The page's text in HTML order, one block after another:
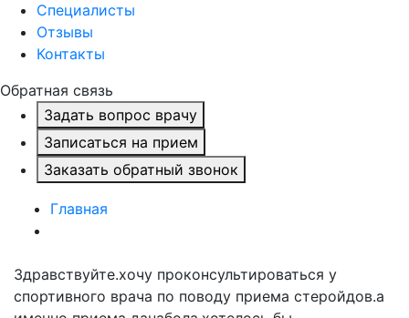
Специалисты
Отзывы
Контакты
Обратная связь
Задать вопрос врачу
Записаться на прием
Заказать обратный звонок
Главная
Здравствуйте.хочу проконсультироваться у
спортивного врача по поводу приема стеройдов.а